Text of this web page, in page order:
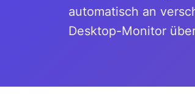
automatisch an
Desktop-Monitor